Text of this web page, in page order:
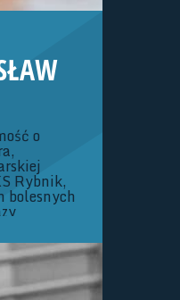
o
Rybnik,
bolesnych
da się
dzień